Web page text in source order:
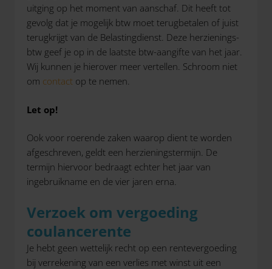
uitging op het moment van aanschaf. Dit heeft tot
gevolg dat je mogelijk btw moet terugbetalen of juist
terugkrijgt van de Belastingdienst. Deze herzienings-
btw geef je op in de laatste btw-aangifte van het jaar.
Wij kunnen je hierover meer vertellen. Schroom niet
om contact op te nemen.
Let op!
Ook voor roerende zaken waarop dient te worden
afgeschreven, geldt een herzieningstermijn. De
termijn hiervoor bedraagt echter het jaar van
ingebruikname en de vier jaren erna.
Verzoek om vergoeding
coulancerente
Je hebt geen wettelijk recht op een rentevergoeding
bij verrekening van een verlies met winst uit een